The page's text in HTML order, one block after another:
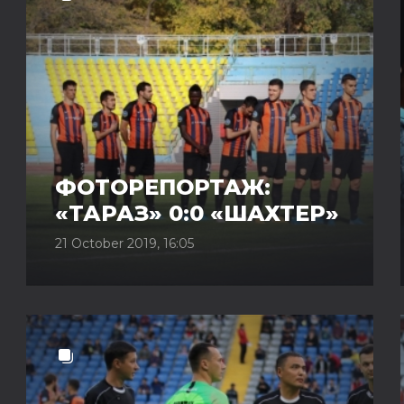
ФОТОРЕПОРТАЖ:
«ТАРАЗ» 0:0 «ШАХТЕР»
21 October 2019, 16:05